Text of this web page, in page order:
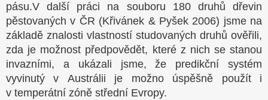
pásu.V další práci na souboru 180 druhů dřevin
pěstovaných v ČR (Křivánek & Pyšek 2006) jsme na
základě znalosti vlastností studovaných druhů ověřili,
zda je možnost předpovědět, které z nich se stanou
invazními, a ukázali jsme, že predikční systém
vyvinutý v Austrálii je možno úspěšně použít i
v temperátní zóně střední Evropy.